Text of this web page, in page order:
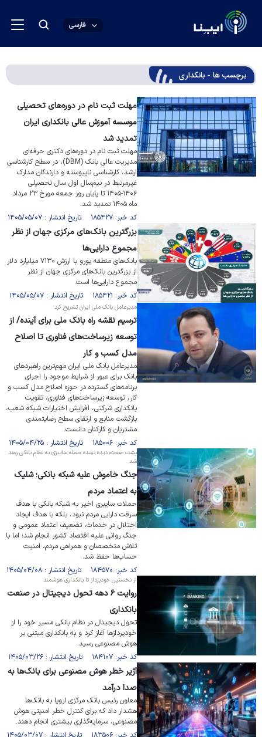
فارسی
برچسب ها - بانکداری
مهلت ثبت نام در دوره‌های تحصیلی
موسسه آموزش عالی بانکداری ایران
تمدید شد
مهلت ثبت نام در دوره‌های دکتری حرفه‌ای
مدیریت عالی بانک (DBM)، در سطح کارشناسی
ارشد، کارشناسی ناپیوسته و دارندگان مدارک
غیرمرتبط در نیم‌سال اول سال تحصیلی
۱۴۰۶-۱۴۰۵ تا پایان روز جمعه مورخ ۲۳ مرداد
ماه ۱۴۰۵ تمدید شد.
کد خبر: ۱۸۵۴۲۷ تاریخ انتشار : ۱۴۰۵/۰۵/۰۷
بزرگترین بانک‌های مرکزی جهان از نظر
مجموع دارایی‌ها
بانک‌های منطقه یورو با ارزش ۷۱۳۰ میلیارد دلار
از بزرگترین بانک‌های مرکزی جهان از نظر
مجموع دارایی‌ها است.
کد خبر: ۱۸۵۴۲۱ تاریخ انتشار : ۱۴۰۵/۰۵/۰۷
مدیرعامل بانک ملی ایران تشريح کرد
ترسیم نقشه راه بانک ملی برای آینده/ از
توسعه زیرساخت‌های فناوری تا اصلاح
مدل کسب و کار
مدیرعامل بانک ملی ایران مهم‌ترین راهبرد‌های
بانک برای عبور از شرایط موجود را اجرای
برنامه‌های گسترده در حوزه اصلاح مدل کسب و
کار، توسعه زیرساخت‌های فناوری، تقویت
بانکداری شرکتی، افزایش اختیارات شبکه شعب،
بازگشت منابع و ارتقای سطح رضایتمندی
مشتریان و کارکنان دانست.
کد خبر: ۱۸۵۰۰۶ تاریخ انتشار : ۱۴۰۵/۰۴/۲۵
پشت صحنه دیده نشده حمله سایبری به نظام بانکی رصد
شد
جنگ خاموش علیه شبکه بانکی؛ شلیک
به اعتماد مردم
حملات سایبری اخیر به شبکه بانکی با هدف
سرقت دارایی مردم نبود، بلکه با هدف ایجاد
اختلال در خدمات، تضعیف اعتماد عمومی و
جنگ روانی علیه اقتصاد کشور انجام شد؛ اما با
تلاش متخصصان و همراهی مردم، امنیت
حساب‌ها حفظ شد.
کد خبر: ۱۸۴۵۷۰ تاریخ انتشار : ۱۴۰۵/۰۴/۰۸
از نخستین خودپرداز تا بانکداری هوشمند
روایت ۶ دهه تحول دیجیتال در صنعت
بانکداری
تحول دیجیتال در نظام بانکی مسیر خود را از
خودپرداز‌ها آغاز کرد و به بانکداری مبتنی بر
هوش مصنوعی رسید.
کد خبر: ۱۸۴۱۰۷ تاریخ انتشار : ۱۴۰۵/۰۳/۲۶
آژیر خطر هوش مصنوعی برای بانک‌ها به
صدا درآمد
معاون رئیس بانک مرکزی اروپا به بانک‌ها
هشدار داد که برای کنترل خطر امنیتی هوش
مصنوعی، سرمایه‌گذاری بیشتری انجام دهند.